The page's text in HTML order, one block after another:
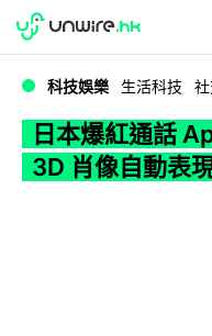
WWDC 2026
科技娛樂 生活科技
日本爆紅通話
3D 肖像自動表